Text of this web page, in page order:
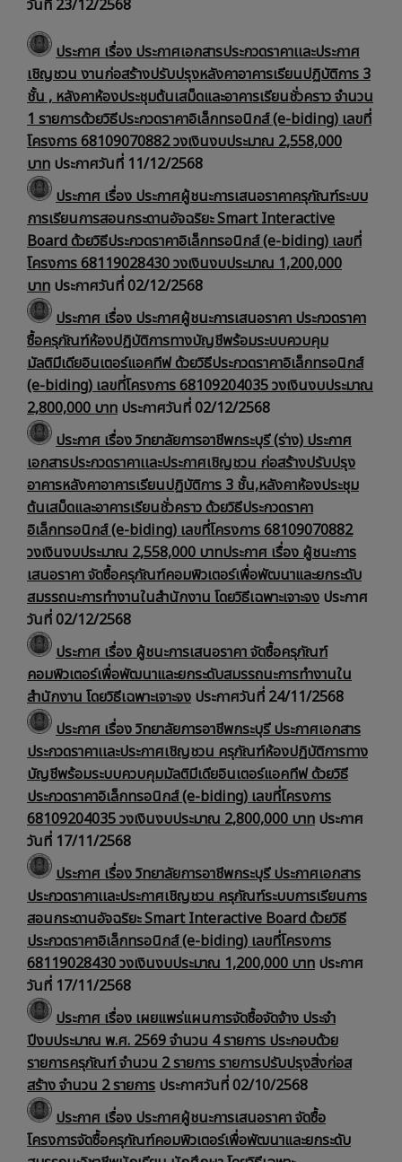
วันที่ 23/12/2568
ประกาศ เรื่อง ประกาศเอกสารประกวดราคาเเละประกาศ
เชิญชวน งานก่อสร้างปรับปรุงหลังคาอาคารเรียนปฏิบัติการ 3
ชั้น , หลังคาห้องประชุมต้นเสม็ดและอาคารเรียนชั่วคราว จำนวน
1 รายการด้วยวิธีประกวดราคาอิเล็กทรอนิกส์ (e-biding) เลขที่
โครงการ 68109070882 วงเงินงบประมาณ 2,558,000
บาท ประกาศวันที่ 11/12/2568
ประกาศ เรื่อง ประกาศผู้ชนะการเสนอราคาครุภัณฑ์ระบบ
การเรียนการสอนกระดานอัจฉริยะ Smart Interactive
Board ด้วยวิธีประกวดราคาอิเล็กทรอนิกส์ (e-biding) เลขที่
โครงการ 68119028430 วงเงินงบประมาณ 1,200,000
บาท ประกาศวันที่ 02/12/2568
ประกาศ เรื่อง ประกาศผู้ชนะการเสนอราคา ประกวดราคา
ซื้อครุภัณฑ์ห้องปฏิบัติการทางบัญชีพร้อมระบบควบคุม
มัลติมีเดียอินเตอร์แอคทีฟ ด้วยวิธีประกวดราคาอิเล็กทรอนิกส์
(e-biding) เลขที่โครงการ 68109204035 วงเงินงบประมาณ
2,800,000 บาท ประกาศวันที่ 02/12/2568
ประกาศ เรื่อง วิทยาลัยการอาชีพกระบุรี (ร่าง) ประกาศ
เอกสารประกวดราคาเเละประกาศเชิญชวน ก่อสร้างปรับปรุง
อาคารหลังคาอาคารเรียนปฏิบัติการ 3 ชั้น,หลังคาห้องประชุม
ต้นเสม็ดและอาคารเรียนชั่วคราว ด้วยวิธีประกวดราคา
อิเล็กทรอนิกส์ (e-biding) เลขที่โครงการ 68109070882
วงเงินงบประมาณ 2,558,000 บาทประกาศ เรื่อง ผู้ชนะการ
เสนอราคา จัดซื้อครุภัณฑ์คอมพิวเตอร์เพื่อพัฒนาและยกระดับ
สมรรถนะการทำงานในสำนักงาน โดยวิธีเฉพาะเจาะจง ประกาศ
วันที่ 02/12/2568
ประกาศ เรื่อง ผู้ชนะการเสนอราคา จัดซื้อครุภัณฑ์
คอมพิวเตอร์เพื่อพัฒนาและยกระดับสมรรถนะการทำงานใน
สำนักงาน โดยวิธีเฉพาะเจาะจง ประกาศวันที่ 24/11/2568
ประกาศ เรื่อง วิทยาลัยการอาชีพกระบุรี ประกาศเอกสาร
ประกวดราคาเเละประกาศเชิญชวน ครุภัณฑ์ห้องปฏิบัติการทาง
บัญชีพร้อมระบบควบคุมมัลติมีเดียอินเตอร์แอคทีฟ ด้วยวิธี
ประกวดราคาอิเล็กทรอนิกส์ (e-biding) เลขที่โครงการ
68109204035 วงเงินงบประมาณ 2,800,000 บาท ประกาศ
วันที่ 17/11/2568
ประกาศ เรื่อง วิทยาลัยการอาชีพกระบุรี ประกาศเอกสาร
ประกวดราคาเเละประกาศเชิญชวน ครุภัณฑ์ระบบการเรียนการ
สอนกระดานอัจฉริยะ Smart Interactive Board ด้วยวิธี
ประกวดราคาอิเล็กทรอนิกส์ (e-biding) เลขที่โครงการ
68119028430 วงเงินงบประมาณ 1,200,000 บาท ประกาศ
วันที่ 17/11/2568
ประกาศ เรื่อง เผยแพร่แผนการจัดซื้อจัดจ้าง ประจำ
ปีงบประมาณ พ.ศ. 2569 จำนวน 4 รายการ ประกอบด้วย
รายการครุภัณฑ์ จำนวน 2 รายการ รายการปรับปรุงสิ่งก่อส
สร้าง จำนวน 2 รายการ ประกาศวันที่ 02/10/2568
ประกาศ เรื่อง ประกาศผู้ชนะการเสนอราคา จัดซื้อ
โครงการจัดซื้อครุภัณฑ์คอมพิวเตอร์เพื่อพัฒนาและยกระดับ